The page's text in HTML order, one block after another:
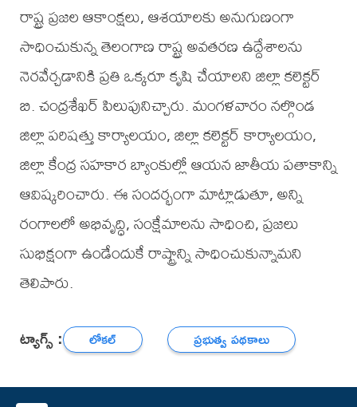
రాష్ట్ర ప్రజల ఆకాంక్షలు, ఆశయాలకు అనుగుణంగా
సాధించుకున్న తెలంగాణ రాష్ట్ర అవతరణ ఉద్దేశాలను
నెరవేర్చడానికి ప్రతి ఒక్కరూ కృషి చేయాలని జిల్లా కలెక్టర్
బి. చంద్రశేఖర్ పిలుపునిచ్చారు. మంగళవారం నల్గొండ
జిల్లా పరిషత్తు కార్యాలయం, జిల్లా కలెక్టర్ కార్యాలయం,
జిల్లా కేంద్ర సహకార బ్యాంకుల్లో ఆయన జాతీయ పతాకాన్ని
ఆవిష్కరించారు. ఈ సందర్భంగా మాట్లాడుతూ, అన్ని
రంగాలలో అభివృద్ధి, సంక్షేమాలను సాధించి, ప్రజలు
సుభిక్షంగా ఉండేందుకే రాష్ట్రాన్ని సాధించుకున్నామని
తెలిపారు.
ట్యాగ్స్ : లోకల్ ప్రభుత్వ పథకాలు